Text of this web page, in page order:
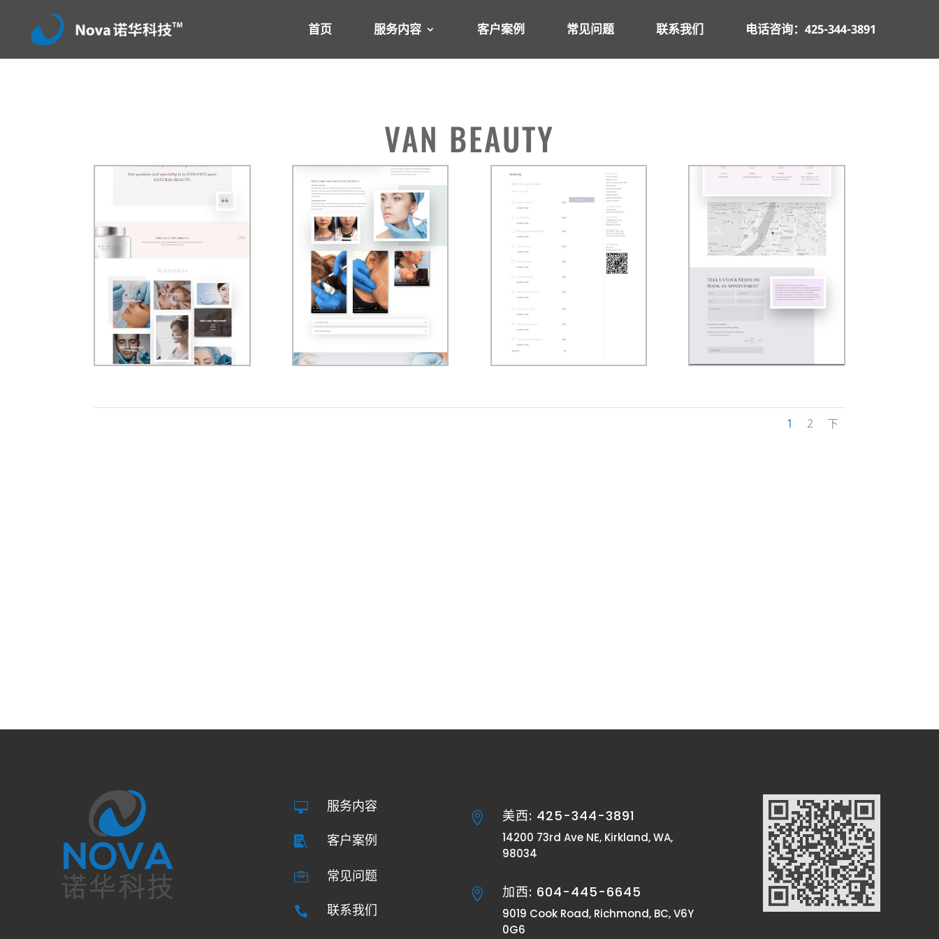
首页 服务内容 客户案例 常见问题 联系我们 电话咨询：425-344-3891
VAN BEAUTY
1 2 下
 服务内容
 客户案例
 常见问题
 联系我们
 美西: 425-344-3891
14200 73rd Ave NE, Kirkland, WA,
98034
 加西: 604-445-6645
9019 Cook Road, Richmond, BC, V6Y
0G6